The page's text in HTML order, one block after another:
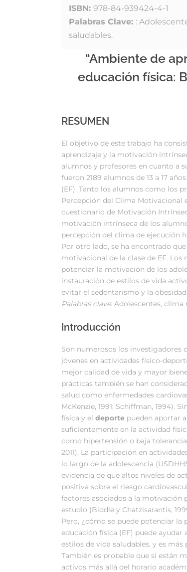
ISBN: 978-84-939424-4-1
Palabras Clave: :
saludables.
“Ambiente de
educación física:
RESUMEN
El objetivo de este trabajo ha
aprendizaje y la motivación
alumnos y profesores en cuanto a
fueron 2189 alumnos de 13 a 17
(EF). Tanto los alumnos como los
Percepción del Clima Motivacional
cuestionario de Motivación
motivación intrínseca de los
percepción del clima de ejecución
Por otro lado, se ha encontrado
motivacional de la clase de EF.
potenciar la motivación de los
instauración de estilos de vida
evitar el sedentarismo y la obesidad.
Palabras clave: Adolescentes, clima
Introducción
Son numerosos los investigadores
jóvenes en actividades físico-
mejor calidad de vida y mayor
prácticas también se han
salud como enfermedades
McKenzie, 1991; Schiffman, 1994).
física y el deporte pueden aportar
suficientemente en la actividad
como hipertensión o baja
2011). La participación en
lo largo de la adolescencia
evidencia de que altos niveles de
positiva sobre el riesgo
factores asociados a la motivación
estudio (Biddle y Chatzisarantis,
Pero, ¿cómo se puede potenciar la
educación física (EF) puede
estilos de vida saludables, y es
También es probable que si están
activos más allá del horario